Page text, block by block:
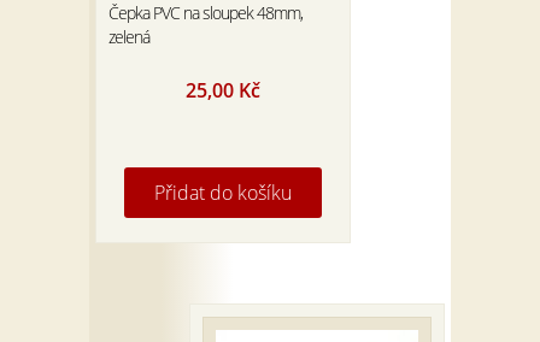
Čepka PVC na sloupek 48mm,
zelená
25,00 Kč
Přidat do košíku